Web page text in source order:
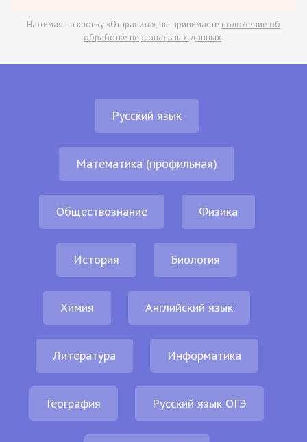
Нажимая на кнопку «Отправить», вы принимаете положение об
обработке персональных данных.
Русский язык
Математика (профильная)
Обществознание Физика
История Биология
Химия Английский язык
Литература Информатика
География Русский язык ОГЭ